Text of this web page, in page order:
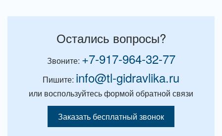
Остались вопросы?
Звоните: +7-917-964-32-77
Пишите: info@tl-gidravlika.ru
или воспользуйтесь формой обратной связи
Заказать бесплатный звонок